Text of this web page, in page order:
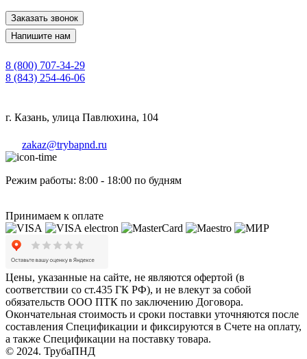
Заказать звонок
Напишите нам
8 (800) 707-34-29
8 (843) 254-46-06
г. Казань, улица Павлюхина, 104
zakaz@trybapnd.ru
Режим работы: 8:00 - 18:00 по будням
Принимаем к оплате
Цены, указанные на сайте, не являются офертой (в
соответствии со ст.435 ГК РФ), и не влекут за собой
обязательств ООО ПТК по заключению Договора.
Окончательная стоимость и сроки поставки уточняются после
составления Спецификации и фиксируются в Счете на оплату,
а также Спецификации на поставку товара.
© 2024. ТрубаПНД